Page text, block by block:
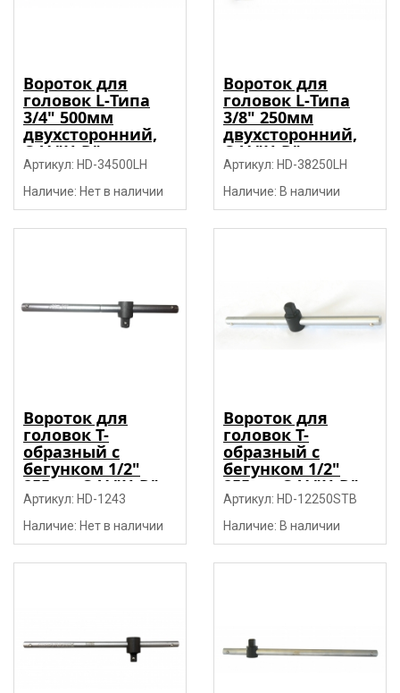
Вороток для
головок L-Типа
3/4" 500мм
двухсторонний,
CrV "H-D"
Артикул: HD-34500LH
Наличие: Нет в наличии
Вороток для
головок L-Типа
3/8" 250мм
двухсторонний,
CrV "H-D"
Артикул: HD-38250LH
Наличие: В наличии
Вороток для
головок Т-
образный с
бегунком 1/2"
255мм CrV "H-D"
Артикул: HD-1243
Наличие: Нет в наличии
Вороток для
головок Т-
образный с
бегунком 1/2"
255мм CrV "H-D"
Артикул: HD-12250STB
Наличие: В наличии